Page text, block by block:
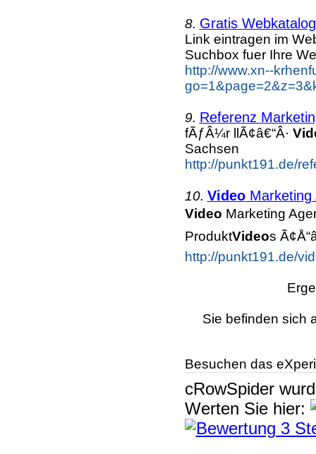
8. Gratis
Link eintragen im
Suchbox fuer Ihre
http://www.xn--
9. Referenz
fÃƒÂ¼r llÃ¢â€“Â·
Sachsen
http://punkt191.de/
10. VideoMarketing
Video Marketing
ProduktVideos
http://punkt191.de/
Sie befinden sich
Besuchen das
cRowSpider
Werten Sie hier: